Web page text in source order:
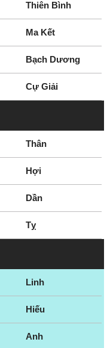
Thiên Bình
Ma Kết
Bạch Dương
Cự Giải
Thân
Hợi
Dần
Tỵ
Linh
Hiếu
Anh